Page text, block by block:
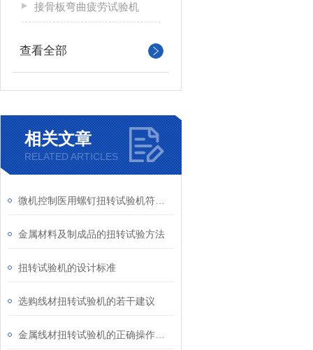
接骨板弯曲疲劳试验机
查看全部
相关文章
RELATED ARTICLES
金属材料及制成品的扭转试验方法
扭转试验机的设计标准
选购线材扭转试验机的若干建议